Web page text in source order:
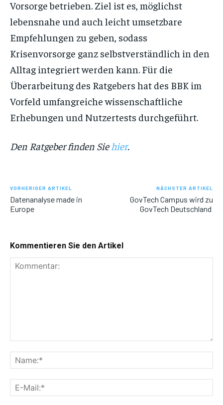
Vorsorge betrieben. Ziel ist es, möglichst
lebensnahe und auch leicht umsetzbare
Empfehlungen zu geben, sodass
Krisenvorsorge ganz selbstverständlich in den
Alltag integriert werden kann. Für die
Überarbeitung des Ratgebers hat des BBK im
Vorfeld umfangreiche wissenschaftliche
Erhebungen und Nutzertests durchgeführt.
Den Ratgeber finden Sie hier.
VORHERIGER ARTIKEL
Datenanalyse made in
Europe
NÄCHSTER ARTIKEL
GovTech Campus wird zu
GovTech Deutschland
Kommentieren Sie den Artikel